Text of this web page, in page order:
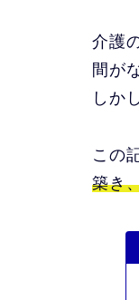
介護
間が
しか
この
築き